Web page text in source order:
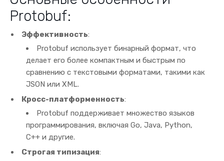
Protobuf:
Эффективность:
Protobuf использует бинарный формат, что
делает его более компактным и быстрым по
сравнению с текстовыми форматами, такими как
JSON или XML.
Кросс-платформенность:
Protobuf поддерживает множество языков
программирования, включая Go, Java, Python,
C++ и другие.
Строгая типизация: